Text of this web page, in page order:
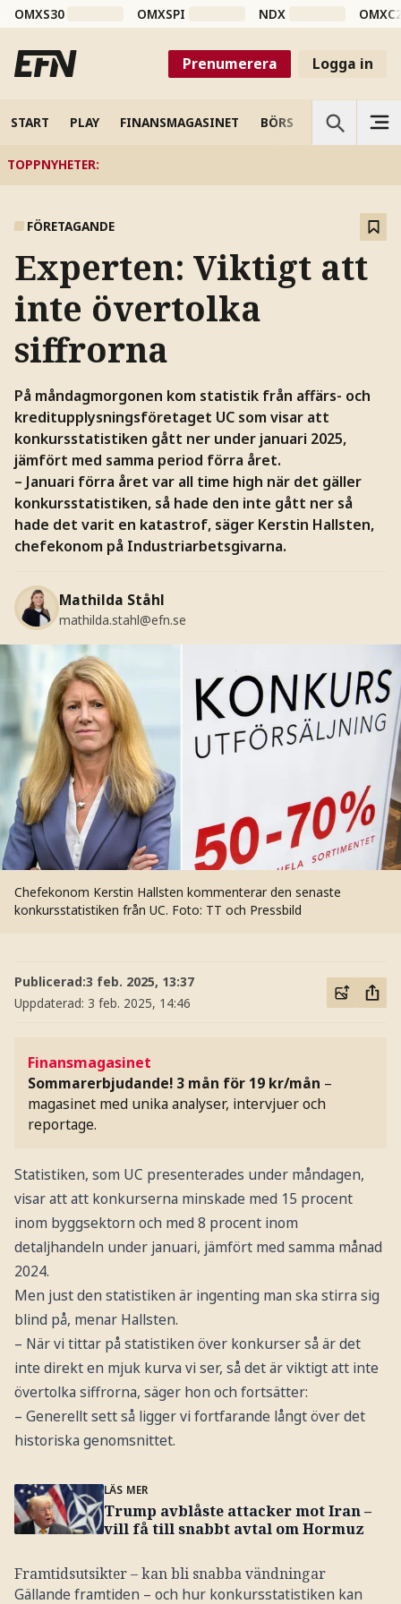
OMXS30 OMXSPI NDX
Prenumerera Logga in
START PLAY FINANSMAGASINET BÖRS VETENSKAP
TOPPNYHETER:
FÖRETAGANDE
Experten: Viktigt att
inte övertolka
siffrorna
På måndagmorgonen kom statistik från affärs- och
kreditupplysningsföretaget UC som visar att
konkursstatistiken gått ner under januari 2025,
jämfört med samma period förra året.
– Januari förra året var all time high när det gäller
konkursstatistiken, så hade den inte gått ner så
hade det varit en katastrof, säger Kerstin Hallsten,
chefekonom på Industriarbetsgivarna.
Mathilda Ståhl
mathilda.stahl@efn.se
Chefekonom Kerstin Hallsten kommenterar den senaste
konkursstatistiken från UC. Foto: TT och Pressbild
Publicerad:3 feb. 2025, 13:37
Uppdaterad: 3 feb. 2025, 14:46
Finansmagasinet
Sommarerbjudande! 3 mån för 19 kr/mån –
magasinet med unika analyser, intervjuer och
reportage.
Statistiken, som UC presenterades under måndagen,
visar att att konkurserna minskade med 15 procent
inom byggsektorn och med 8 procent inom
detaljhandeln under januari, jämfört med samma månad
2024.
Men just den statistiken är ingenting man ska stirra sig
blind på, menar Hallsten.
– När vi tittar på statistiken över konkurser så är det
inte direkt en mjuk kurva vi ser, så det är viktigt att inte
övertolka siffrorna, säger hon och fortsätter:
– Generellt sett så ligger vi fortfarande långt över det
historiska genomsnittet.
LÄS MER
Trump avblåste attacker mot Iran –
vill få till snabbt avtal om Hormuz
Framtidsutsikter – kan bli snabba vändningar
Gällande framtiden – och hur konkursstatistiken kan